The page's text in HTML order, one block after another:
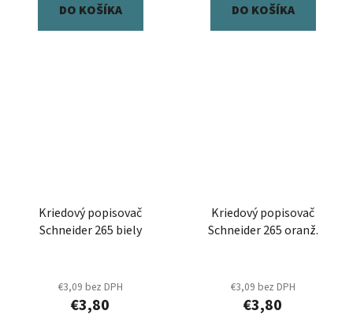
DO KOŠÍKA DO KOŠÍKA
Kriedový popisovač
Schneider 265 biely
€3,09 bez DPH
€3,80
Kriedový popisovač
Schneider 265 oranž.
€3,09 bez DPH
€3,80